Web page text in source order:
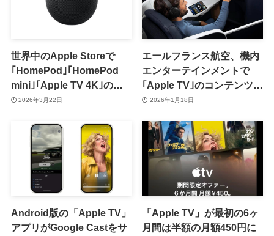
世界中のApple Storeで
｢HomePod｣｢HomePod
mini｣｢Apple TV 4K｣の在
庫が不足気味 ｰ ただ、新モ
2026年3月22日
エールフランス航空、機内
エンターテインメントで
｢Apple TV｣のコンテンツを
視聴可能に
2026年1月18日
Android版の「Apple TV」
アプリがGoogle Castをサ
「Apple TV」が最初の6ヶ
月間は半額の月額450円に